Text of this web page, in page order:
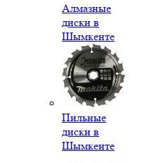
Алмазные
диски в
Шымкенте
Пильные
диски в
Шымкенте